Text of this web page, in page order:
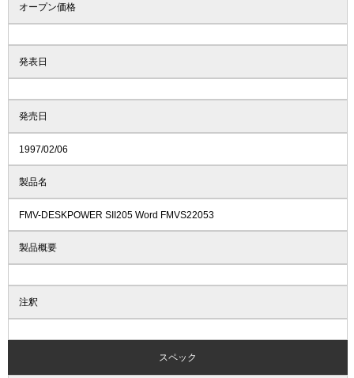
オープン価格
発表日
発売日
1997/02/06
製品名
FMV-DESKPOWER SII205 Word FMVS22053
製品概要
注釈
スペック